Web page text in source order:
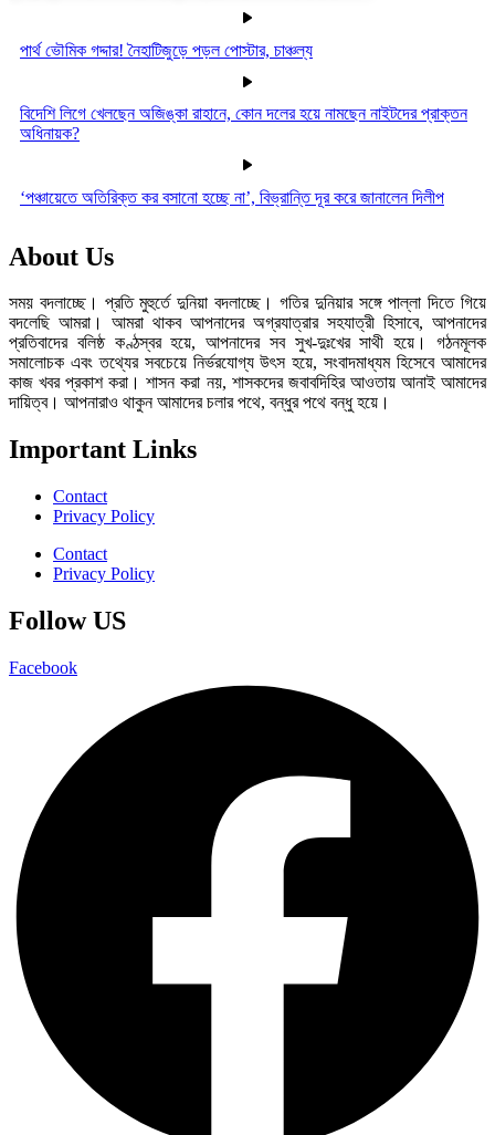
পার্থ ভৌমিক গদ্দার! নৈহাটিজুড়ে পড়ল পোস্টার, চাঞ্চল্য
বিদেশি লিগে খেলছেন অজিঙ্কা রাহানে, কোন দলের হয়ে নামছেন নাইটদের প্রাক্তন
অধিনায়ক?
‘পঞ্চায়েতে অতিরিক্ত কর বসানো হচ্ছে না’, বিভ্রান্তি দূর করে জানালেন দিলীপ
About Us
সময় বদলাচ্ছে। প্রতি মুহুর্তে দুনিয়া বদলাচ্ছে। গতির দুনিয়ার সঙ্গে পাল্লা দিতে গিয়ে
বদলেছি আমরা। আমরা থাকব আপনাদের অগ্রযাত্রার সহযাত্রী হিসাবে, আপনাদের
প্রতিবাদের বলিষ্ঠ কণ্ঠস্বর হয়ে, আপনাদের সব সুখ-দুঃখের সাথী হয়ে। গঠনমূলক
সমালোচক এবং তথ্যের সবচেয়ে নির্ভরযোগ্য উ‍ৎস হয়ে, সংবাদমাধ্যম হিসেবে আমাদের
কাজ খবর প্রকাশ করা। শাসন করা নয়, শাসকদের জবাবদিহির আওতায় আনাই আমাদের
দায়িত্ব। আপনারাও থাকুন আমাদের চলার পথে, বন্ধুর পথে বন্ধু হয়ে।
Important Links
Contact
Privacy Policy
Contact
Privacy Policy
Follow US
Facebook